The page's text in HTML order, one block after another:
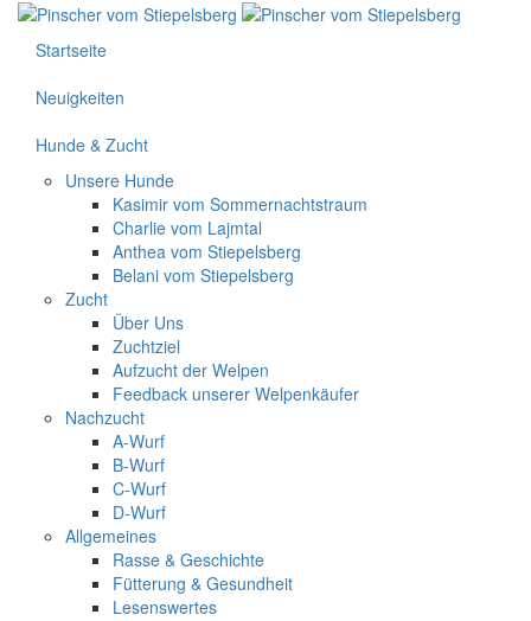
Startseite
Neuigkeiten
Hunde & Zucht
Unsere Hunde
Kasimir vom Sommernachtstraum
Charlie vom Lajmtal
Anthea vom Stiepelsberg
Belani vom Stiepelsberg
Zucht
Über Uns
Zuchtziel
Aufzucht der Welpen
Feedback unserer Welpenkäufer
Nachzucht
A-Wurf
B-Wurf
C-Wurf
D-Wurf
Allgemeines
Rasse & Geschichte
Fütterung & Gesundheit
Lesenswertes